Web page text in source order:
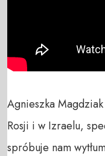
Agnieszka
Rosji i w Izraelu,
spróbuje nam